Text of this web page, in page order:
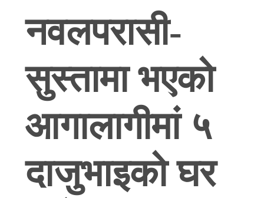
नवलपरासी-
सुस्तामा भएको
आगालागीमां ५
दाजुभाइको घर